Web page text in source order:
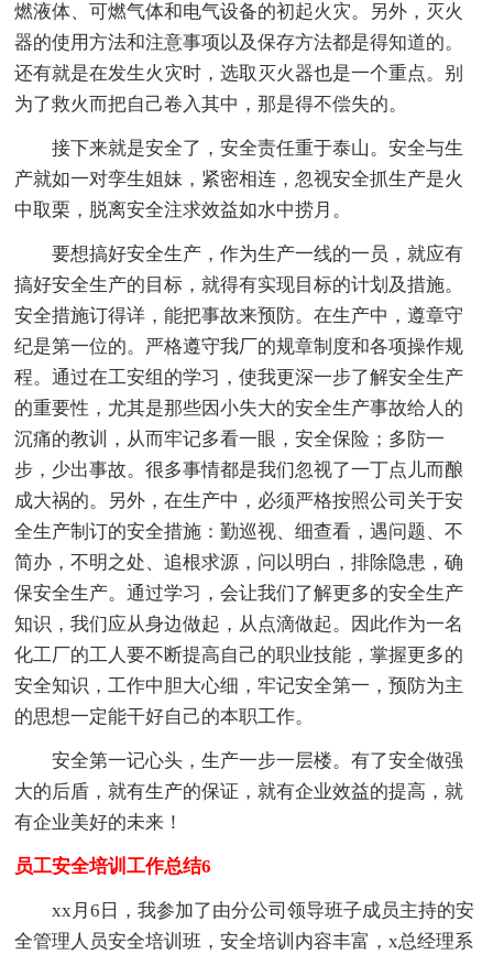
燃液体、可燃气体和电气设备的初起火灾。另外，灭火
器的使用方法和注意事项以及保存方法都是得知道的。
还有就是在发生火灾时，选取灭火器也是一个重点。别
为了救火而把自己卷入其中，那是得不偿失的。
接下来就是安全了，安全责任重于泰山。安全与生
产就如一对孪生姐妹，紧密相连，忽视安全抓生产是火
中取栗，脱离安全注求效益如水中捞月。
要想搞好安全生产，作为生产一线的一员，就应有
搞好安全生产的目标，就得有实现目标的计划及措施。
安全措施订得详，能把事故来预防。在生产中，遵章守
纪是第一位的。严格遵守我厂的规章制度和各项操作规
程。通过在工安组的学习，使我更深一步了解安全生产
的重要性，尤其是那些因小失大的安全生产事故给人的
沉痛的教训，从而牢记多看一眼，安全保险；多防一
步，少出事故。很多事情都是我们忽视了一丁点儿而酿
成大祸的。另外，在生产中，必须严格按照公司关于安
全生产制订的安全措施：勤巡视、细查看，遇问题、不
简办，不明之处、追根求源，问以明白，排除隐患，确
保安全生产。通过学习，会让我们了解更多的安全生产
知识，我们应从身边做起，从点滴做起。因此作为一名
化工厂的工人要不断提高自己的职业技能，掌握更多的
安全知识，工作中胆大心细，牢记安全第一，预防为主
的思想一定能干好自己的本职工作。
安全第一记心头，生产一步一层楼。有了安全做强
大的后盾，就有生产的保证，就有企业效益的提高，就
有企业美好的未来！
员工安全培训工作总结6
xx月6日，我参加了由分公司领导班子成员主持的安
全管理人员安全培训班，安全培训内容丰富，x总经理系